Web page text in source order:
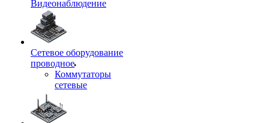
Видеонаблюдение
Сетевое оборудование
проводное
Коммутаторы
сетевые